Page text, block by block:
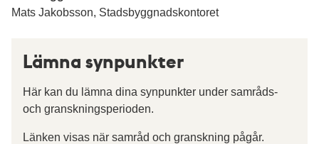
Mats Jakobsson, Stadsbyggnadskontoret
Lämna synpunkter
Här kan du lämna dina synpunkter under samråds-
och granskningsperioden.
Länken visas när samråd och granskning pågår.